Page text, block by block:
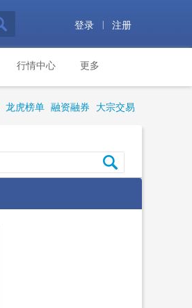
登录 注册
行情中心 更多
龙虎榜单 融资融券 大宗交易